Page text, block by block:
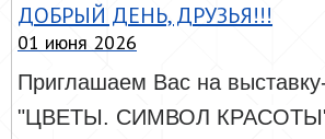
ДОБРЫЙ ДЕНЬ, ДРУЗЬЯ!!!
01 июня 2026
Приглашаем Вас на
"ЦВЕТЫ. СИМВОЛ КРАСОТЫ"